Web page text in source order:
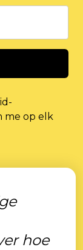
me op elk
hoe